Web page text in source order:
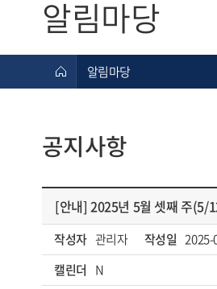
알림마당
알림마당
공지사항
[안내] 2025년 5월 셋째 주(5/
작성자 관리자 작성일 2025-
캘린더 N